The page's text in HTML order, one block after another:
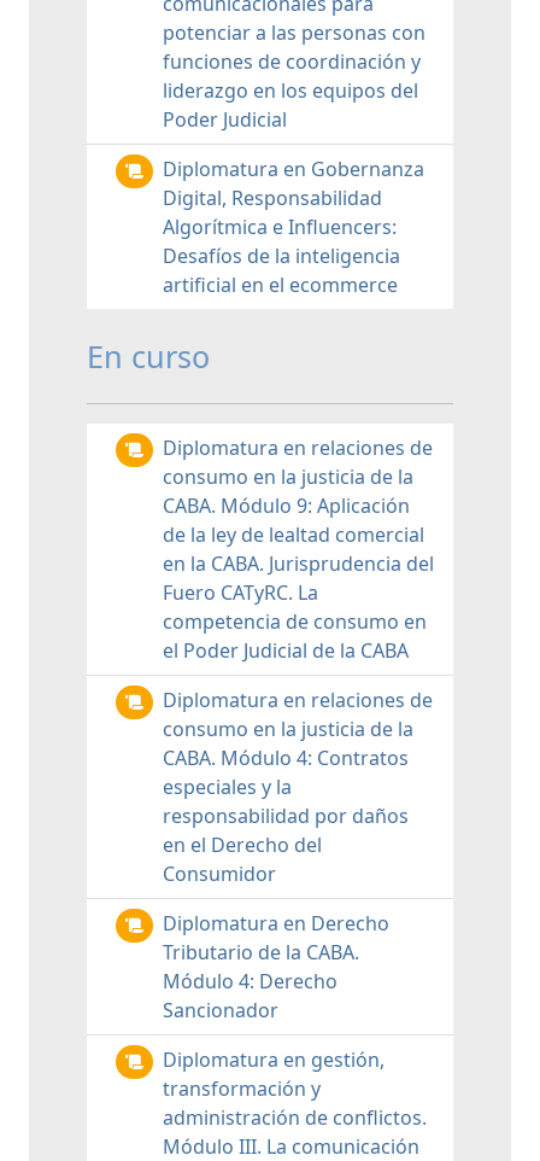
potenciar a las personas con
funciones de coordinación y
liderazgo en los equipos del
Poder Judicial
Diplomatura en Gobernanza
Digital, Responsabilidad
Algorítmica e Influencers:
Desafíos de la inteligencia
artificial en el ecommerce
En curso
Diplomatura en relaciones de
consumo en la justicia de la
CABA. Módulo 9: Aplicación
de la ley de lealtad comercial
en la CABA. Jurisprudencia del
Fuero CATyRC. La
competencia de consumo en
el Poder Judicial de la CABA
Diplomatura en relaciones de
consumo en la justicia de la
CABA. Módulo 4: Contratos
especiales y la
responsabilidad por daños
en el Derecho del
Consumidor
Diplomatura en Derecho
Tributario de la CABA.
Módulo 4: Derecho
Sancionador
Diplomatura en gestión,
transformación y
administración de conflictos.
Módulo III. La comunicación